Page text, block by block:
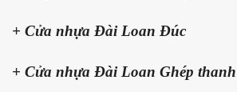
+ Cửa nhựa Đài Loan Đúc
+ Cửa nhựa Đài Loan Ghép thanh